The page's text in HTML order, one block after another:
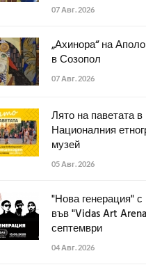
07 Авг. 2026
„Ахинора“ на
в Созопол
07 Авг. 2026
Лято на паветата в
Националния
музей
05 Авг. 2026
"Нова генерация" с
във "Vidas Art
септември
04 Авг. 2026